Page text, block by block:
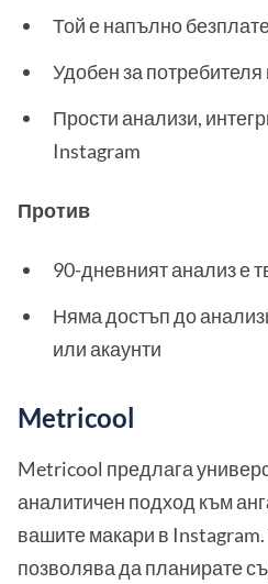
Той е напълно
Удобен за
Прости анализи,
Instagram
Против
90-дневният анализ е
Няма достъп до
или акаунти
Metricool
Metricool предлага
аналитичен подход към
вашите макари в Instagram.
позволява да планирате